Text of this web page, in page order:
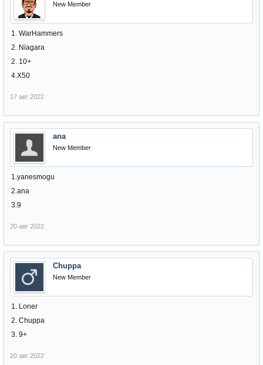
New Member
1. WarHammers
2. Niagara
2. 10+
4.Х50
17 авг 2022
ana
New Member
1.yanesmogu
2.ana
3.9
20 авг 2022
Chuppa
New Member
1. Loner
2. Chuppa
3. 9+
20 авг 2022